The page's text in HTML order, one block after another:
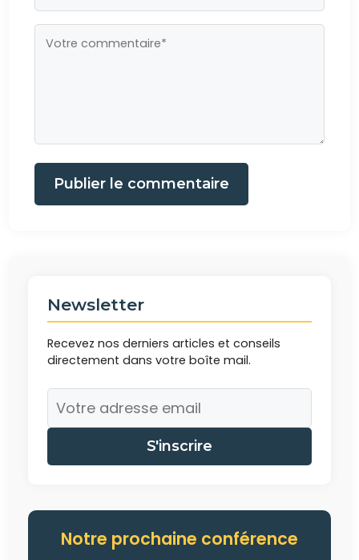
Publier le commentaire
Newsletter
Recevez nos derniers articles et conseils
directement dans votre boîte mail.
S'inscrire
Notre prochaine conférence